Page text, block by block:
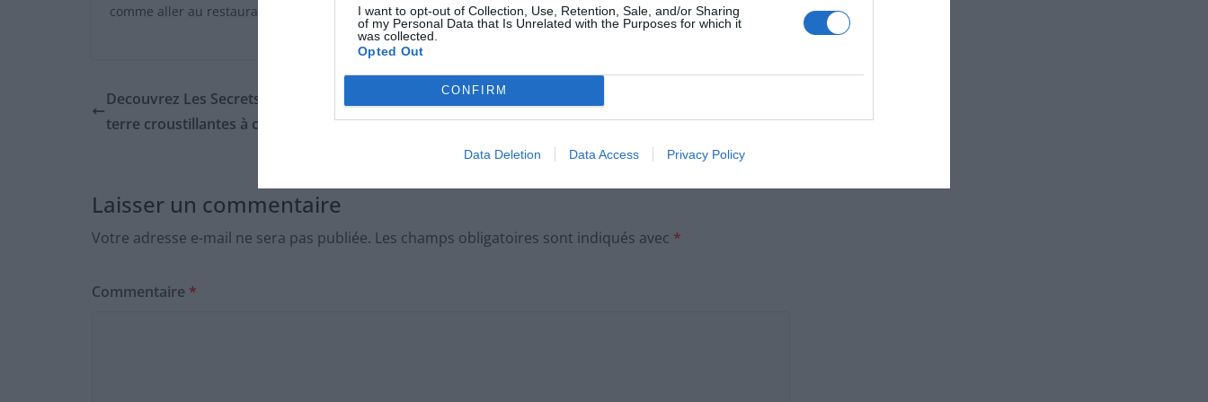
I want to opt-out of Collection, Use, Retention, Sale, and/or Sharing
of my Personal Data that Is Unrelated with the Purposes for which it
was collected.
Opted Out
CONFIRM
Data Deletion Data Access Privacy Policy
comme aller au restaurant. Alors autant leur offrir le trajet », a-t-il confié à La Dépêche du Midi.
Decouvrez Les Secrets pour des pommes de
terre croustillantes à coup sûr
Révolution en cuisine 2026 La nouvelle tendance
qui va tout changer
Laisser un commentaire
Votre adresse e-mail ne sera pas publiée. Les champs obligatoires sont indiqués avec *
Commentaire *